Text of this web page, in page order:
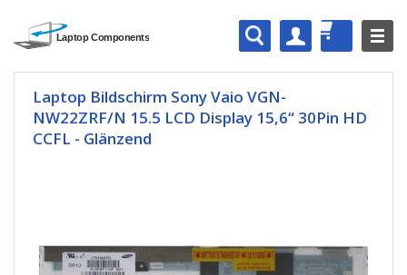
Laptop Bildschirm Sony Vaio VGN-
NW22ZRF/N 15.5 LCD Display 15,6“ 30Pin HD
CCFL - Glänzend